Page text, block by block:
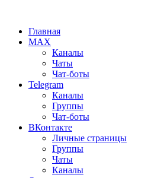
Главная
MAX
Каналы
Чаты
Чат-боты
Telegram
Каналы
Группы
Чат-боты
ВКонтакте
Личные страницы
Группы
Чаты
Каналы